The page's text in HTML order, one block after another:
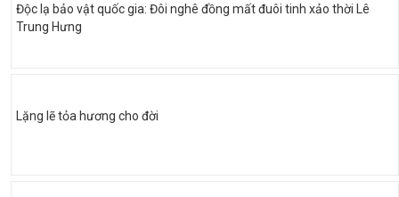
Độc lạ bảo vật quốc gia: Đôi nghê đồng mất đuôi tinh xảo thời Lê
Trung Hưng
Lặng lẽ tỏa hương cho đời